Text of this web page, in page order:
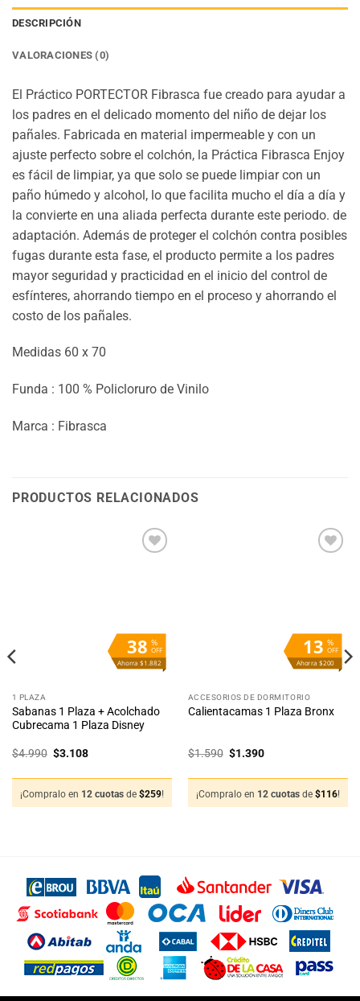
DESCRIPCIÓN
VALORACIONES (0)
El Práctico PORTECTOR Fibrasca fue creado para ayudar a
los padres en el delicado momento del niño de dejar los
pañales. Fabricada en material impermeable y con un
ajuste perfecto sobre el colchón, la Práctica Fibrasca Enjoy
es fácil de limpiar, ya que solo se puede limpiar con un
paño húmedo y alcohol, lo que facilita mucho el día a día y
la convierte en una aliada perfecta durante este periodo. de
adaptación. Además de proteger el colchón contra posibles
fugas durante esta fase, el producto permite a los padres
mayor seguridad y practicidad en el inicio del control de
esfínteres, ahorrando tiempo en el proceso y ahorrando el
costo de los pañales.
Medidas 60 x 70
Funda : 100 % Policloruro de Vinilo
Marca : Fibrasca
PRODUCTOS RELACIONADOS
%
OFF
38
Ahorra $1.882
1 PLAZA
Sabanas 1 Plaza + Acolchado
Cubrecama 1 Plaza Disney
$4.990 El
$4.990.
$3.108El
$3.108.
¡Compralo en 12 cuotas de $259!
%
OFF
13
Ahorra $200
ACCESORIOS DE DORMITORIO
Calientacamas 1 Plaza Bronx
$1.590 El
$1.590.
$1.390El
$1.390.
¡Compralo en 12 cuotas de $116!